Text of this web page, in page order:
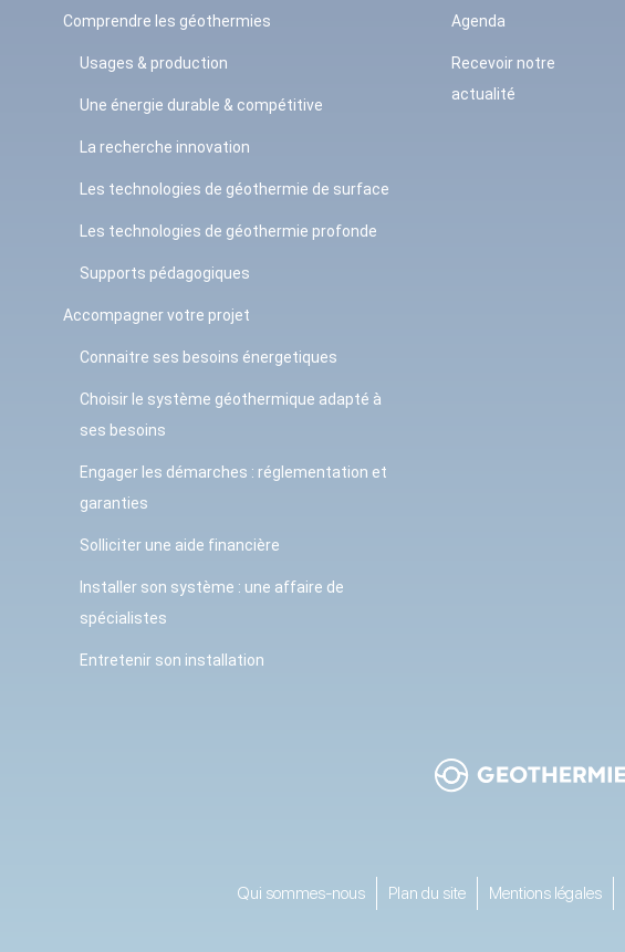
Comprendre les géothermies
Usages & production
Une énergie durable & compétitive
La recherche innovation
Les technologies de géothermie de surface
Les technologies de géothermie profonde
Supports pédagogiques
Accompagner votre projet
Connaitre ses besoins énergetiques
Choisir le système géothermique adapté à
ses besoins
Engager les démarches : réglementation et
garanties
Solliciter une aide financière
Installer son système : une affaire de
spécialistes
Entretenir son installation
Agenda
Recevoir notre
actualité
Qui sommes-nous Plan du site Mentions légales